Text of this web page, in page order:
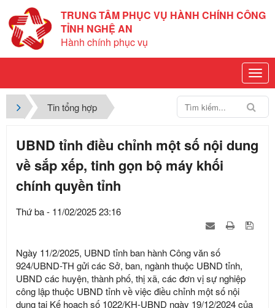
TRUNG TÂM PHỤC VỤ HÀNH CHÍNH CÔNG
TỈNH NGHỆ AN
Hành chính phục vụ
Tin tổng hợp
UBND tỉnh điều chỉnh một số nội dung
về sắp xếp, tinh gọn bộ máy khối
chính quyền tỉnh
Thứ ba - 11/02/2025 23:16
Ngày 11/2/2025, UBND tỉnh ban hành Công văn số
924/UBND-TH gửi các Sở, ban, ngành thuộc UBND tỉnh,
UBND các huyện, thành phố, thị xã, các đơn vị sự nghiệp
công lập thuộc UBND tỉnh về việc điều chỉnh một số nội
dung tại Kế hoạch số 1022/KH-UBND ngày 19/12/2024 của